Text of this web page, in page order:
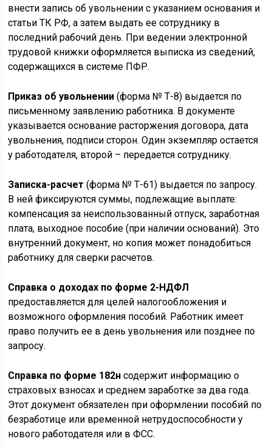
внести запись об увольнении с указанием основания и
статьи ТК РФ, а затем выдать ее сотруднику в
последний рабочий день. При ведении электронной
трудовой книжки оформляется выписка из сведений,
содержащихся в системе ПФР.
Приказ об увольнении (форма № Т-8) выдается по
письменному заявлению работника. В документе
указывается основание расторжения договора, дата
увольнения, подписи сторон. Один экземпляр остается
у работодателя, второй – передается сотруднику.
Записка-расчет (форма № Т-61) выдается по запросу.
В ней фиксируются суммы, подлежащие выплате:
компенсация за неиспользованный отпуск, заработная
плата, выходное пособие (при наличии оснований). Это
внутренний документ, но копия может понадобиться
работнику для сверки расчетов.
Справка о доходах по форме 2-НДФЛ
предоставляется для целей налогообложения и
возможного оформления пособий. Работник имеет
право получить ее в день увольнения или позднее по
запросу.
Справка по форме 182н содержит информацию о
страховых взносах и среднем заработке за два года.
Этот документ обязателен при оформлении пособий по
безработице или временной нетрудоспособности у
нового работодателя или в ФСС.